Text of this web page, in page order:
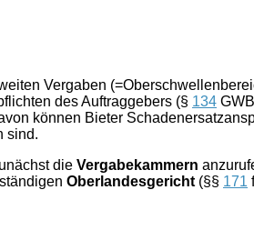
Vergaben
des Auftraggebers (§ 134
können Bieter
sind.
die Vergabekammern
Oberlandesgericht (§§ 171